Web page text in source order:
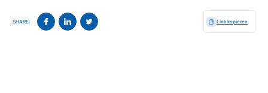
SHARE: Link kopieren